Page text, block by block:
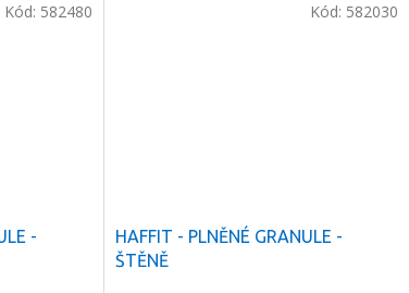
-
Kód: 582480
HAFFIT - PLNĚNÉ GRANULE -
ŠTĚNĚ
Kód: 582030